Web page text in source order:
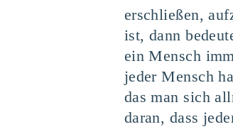
erschließen,
ist, dann
ein Mensch
jeder Mensch
das man sich
daran, dass